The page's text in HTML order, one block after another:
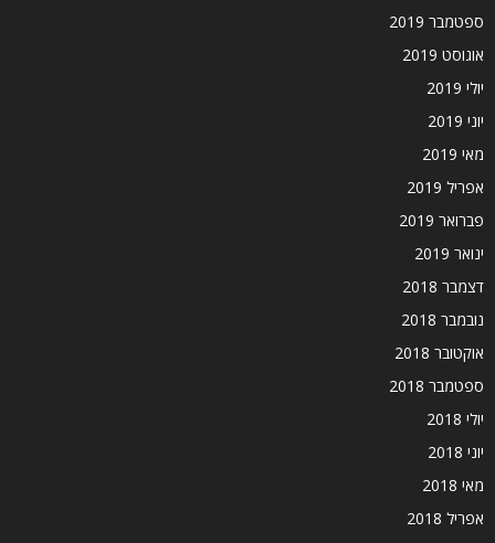
ספטמבר 2019
אוגוסט 2019
יולי 2019
יוני 2019
מאי 2019
אפריל 2019
פברואר 2019
ינואר 2019
דצמבר 2018
נובמבר 2018
אוקטובר 2018
ספטמבר 2018
יולי 2018
יוני 2018
מאי 2018
אפריל 2018